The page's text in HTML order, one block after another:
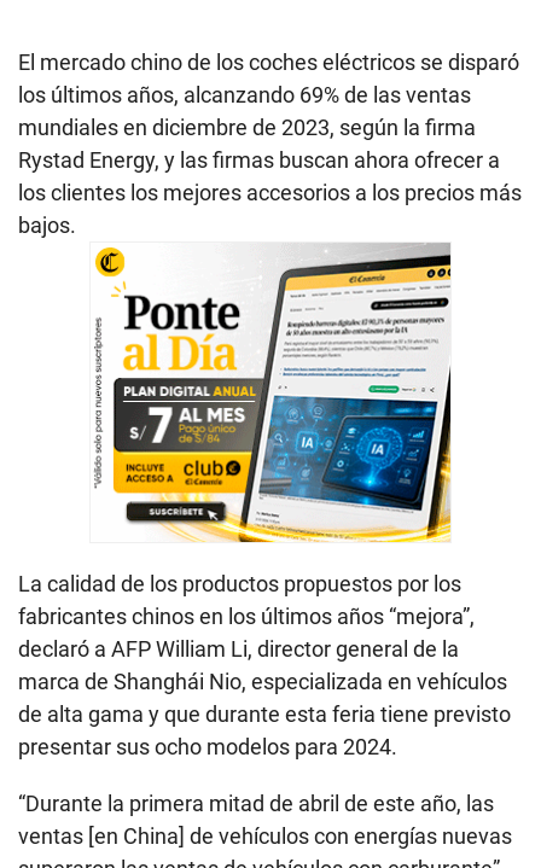
El mercado chino de los coches eléctricos se disparó
los últimos años, alcanzando 69% de las ventas
mundiales en diciembre de 2023, según la firma
Rystad Energy, y las firmas buscan ahora ofrecer a
los clientes los mejores accesorios a los precios más
bajos.
La calidad de los productos propuestos por los
fabricantes chinos en los últimos años “mejora”,
declaró a AFP William Li, director general de la
marca de Shanghái Nio, especializada en vehículos
de alta gama y que durante esta feria tiene previsto
presentar sus ocho modelos para 2024.
“Durante la primera mitad de abril de este año, las
ventas [en China] de vehículos con energías nuevas